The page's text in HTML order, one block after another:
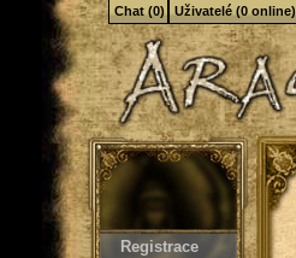
Registrace
Chat (0) Uživatelé (0 online)